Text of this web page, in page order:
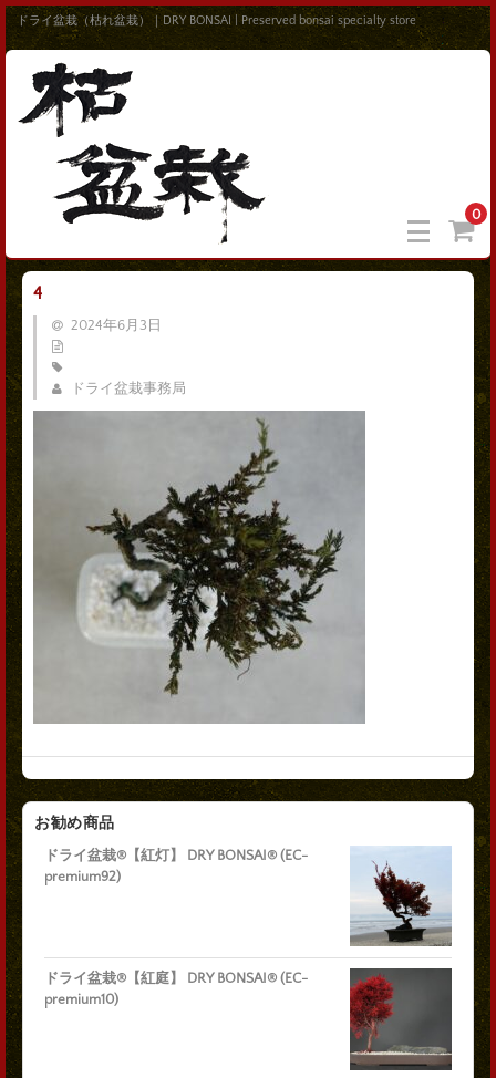
ドライ盆栽（枯れ盆栽）｜DRY BONSAI | Preserved bonsai specialty store
0
4
2024年6月3日
ドライ盆栽事務局
お勧め商品
ドライ盆栽®【紅灯】 DRY BONSAI® (EC-
premium92)
ドライ盆栽®【紅庭】 DRY BONSAI® (EC-
premium10)